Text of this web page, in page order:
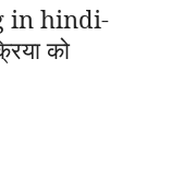
in hindi-
को